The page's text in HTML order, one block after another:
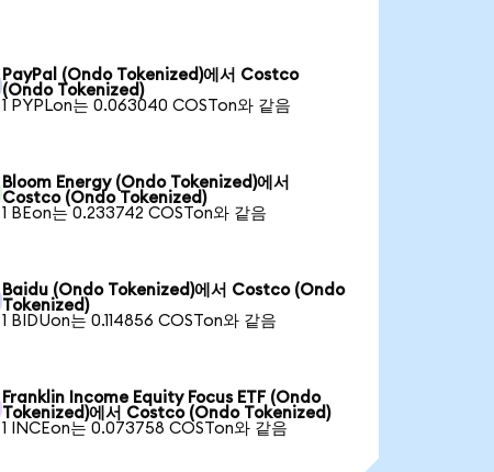
PayPal (Ondo Tokenized)에서 Costco
(Ondo Tokenized)
1 PYPLon는 0.063040 COSTon와 같음
Bloom Energy (Ondo Tokenized)에서
Costco (Ondo Tokenized)
1 BEon는 0.233742 COSTon와 같음
Baidu (Ondo Tokenized)에서 Costco (Ondo
Tokenized)
1 BIDUon는 0.114856 COSTon와 같음
Franklin Income Equity Focus ETF (Ondo
Tokenized)에서 Costco (Ondo Tokenized)
1 INCEon는 0.073758 COSTon와 같음